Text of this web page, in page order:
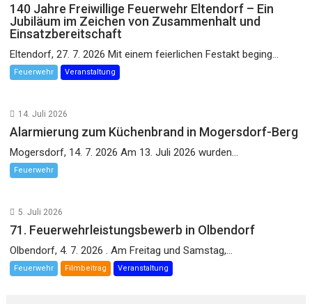
140 Jahre Freiwillige Feuerwehr Eltendorf – Ein
Jubiläum im Zeichen von Zusammenhalt und
Einsatzbereitschaft
Eltendorf, 27. 7. 2026 Mit einem feierlichen Festakt beging...
Feuerwehr Veranstaltung
14. Juli 2026
Alarmierung zum Küchenbrand in Mogersdorf-Berg
Mogersdorf, 14. 7. 2026 Am 13. Juli 2026 wurden...
Feuerwehr
5. Juli 2026
71. Feuerwehrleistungsbewerb in Olbendorf
Olbendorf, 4. 7. 2026 . Am Freitag und Samstag,...
Feuerwehr Filmbeitrag Veranstaltung